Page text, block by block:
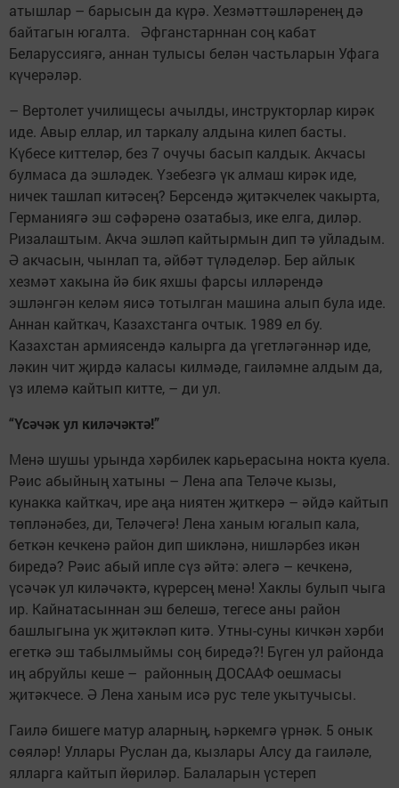
атышлар – барысын да күрә. Хезмәттәшләренең дә
байтагын югалта. Әфганстарннан соң кабат
Беларуссиягә, аннан тулысы белән частьларын Уфага
күчерәләр.
– Вертолет училищесы ачылды, инструкторлар кирәк
иде. Авыр еллар, ил таркалу алдына килеп басты.
Күбесе киттеләр, без 7 очучы басып калдык. Акчасы
булмаса да эшләдек. Үзебезгә үк алмаш кирәк иде,
ничек ташлап китәсең? Берсендә җитәкчелек чакырта,
Германиягә эш сәфәренә озатабыз, ике елга, диләр.
Ризалаштым. Акча эшләп кайтырмын дип тә уйладым.
Ә акчасын, чынлап та, әйбәт түләделәр. Бер айлык
хезмәт хакына йә бик яхшы фарсы илләрендә
эшләнгән келәм яисә тотылган машина алып була иде.
Аннан кайткач, Казахстанга очтык. 1989 ел бу.
Казахстан армиясендә калырга да үгетләгәннәр иде,
ләкин чит җирдә каласы килмәде, гаиләмне алдым да,
үз илемә кайтып китте, – ди ул.
“Үсәчәк ул киләчәктә!”
Менә шушы урында хәрбилек карьерасына нокта куела.
Рәис абыйның хатыны – Лена апа Теләче кызы,
кунакка кайткач, ире аңа ниятен җиткерә – әйдә кайтып
төпләнәбез, ди, Теләчегә! Лена ханым югалып кала,
беткән кечкенә район дип шикләнә, нишләрбез икән
биредә? Рәис абый ипле сүз әйтә: әлегә – кечкенә,
үсәчәк ул киләчәктә, күрерсең менә! Хаклы булып чыга
ир. Кайнатасыннан эш белешә, тегесе аны район
башлыгына ук җитәкләп китә. Утны-суны кичкән хәрби
егеткә эш табылмыймы соң биредә?! Бүген ул районда
иң абруйлы кеше – районның ДОСААФ оешмасы
җитәкчесе. Ә Лена ханым исә рус теле укытучысы.
Гаилә бишеге матур аларның, һәркемгә үрнәк. 5 онык
сөяләр! Уллары Руслан да, кызлары Алсу да гаиләле,
ялларга кайтып йөриләр. Балаларын үстереп